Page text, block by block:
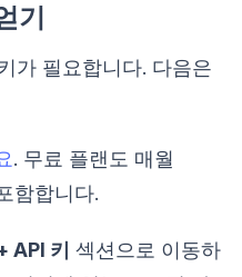
기
가 필요합니다. 다음은
. 무료 플랜도 매월
함합니다.
API 키 섹션으로 이동하